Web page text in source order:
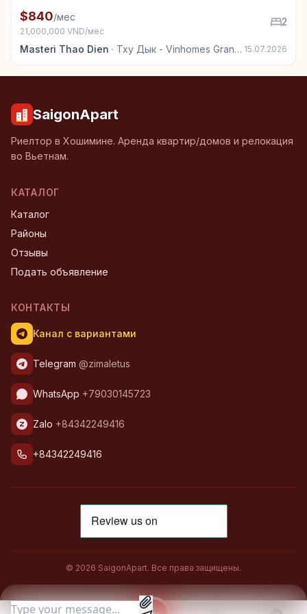
Квартира в аренду в Тху Дык - Vinhomes Grand
$840/мес
21,000,000 VND/мес
2
Masteri Thao Dien · Тху Дык - Vinhomes Grand Park 15.07.2026
SaigonApart
Риелтор в Хошимине. Аренда квартир/домов и релокация
во Вьетнам.
КАТАЛОГ
Каталог
Районы
Отзывы
Подать объявление
КОНТАКТЫ
Канал с вариантами
Telegram @zimaletus
WhatsApp +79030145723
Zalo +84342249416
+84342249416
© 2026 SaigonApart. Все права защищены.